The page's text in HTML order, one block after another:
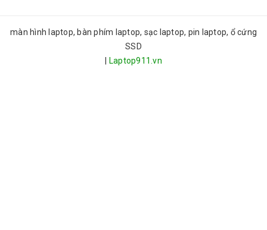
màn hình laptop, bàn phím laptop, sạc laptop, pin laptop, ổ cứng
SSD
Laptop911.vn